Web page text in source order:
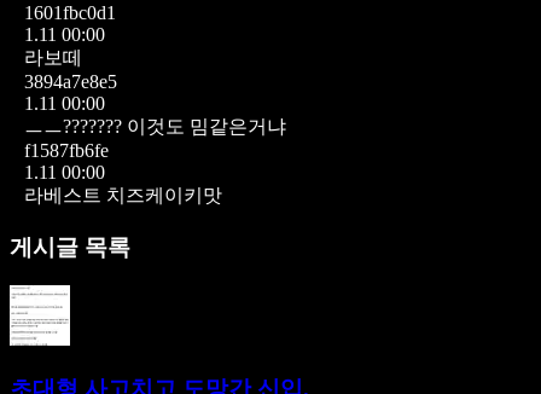
1601fbc0d1
1.11 00:00
라보떼
3894a7e8e5
1.11 00:00
ㅡㅡ??????? 이것도 밈같은거냐
f1587fb6fe
1.11 00:00
라베스트 치즈케이키맛
게시글 목록
초대형 사고치고 도망간 신입.